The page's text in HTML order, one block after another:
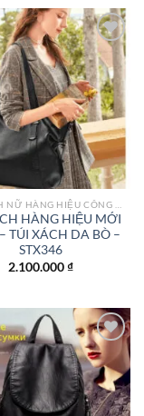
Add to
wishlist
HÀNG HIỆU MỚI
TÚI XÁCH DA BÒ –
STX346
2.100.000₫
Add to
wishlist